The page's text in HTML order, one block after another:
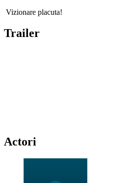
Vizionare placuta!
Trailer
Actori